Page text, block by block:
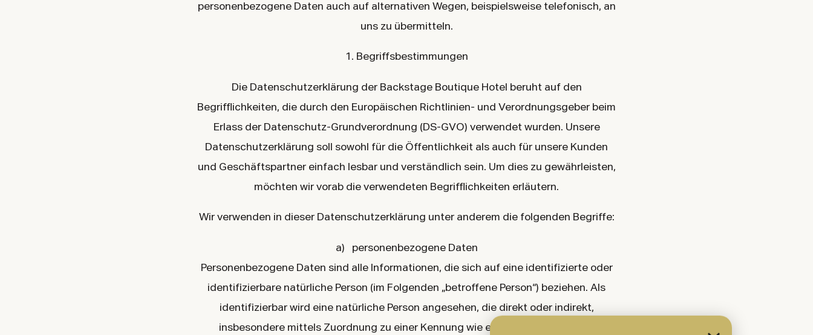
personenbezogene Daten auch auf alternativen Wegen, beispielsweise telefonisch, an
uns zu übermitteln.
1. Begriffsbestimmungen
Die Datenschutzerklärung der Backstage Boutique Hotel beruht auf den
Begrifflichkeiten, die durch den Europäischen Richtlinien- und Verordnungsgeber beim
Erlass der Datenschutz-Grundverordnung (DS-GVO) verwendet wurden. Unsere
Datenschutzerklärung soll sowohl für die Öffentlichkeit als auch für unsere Kunden
und Geschäftspartner einfach lesbar und verständlich sein. Um dies zu gewährleisten,
möchten wir vorab die verwendeten Begrifflichkeiten erläutern.
Wir verwenden in dieser Datenschutzerklärung unter anderem die folgenden Begriffe:
a) personenbezogene Daten
Personenbezogene Daten sind alle Informationen, die sich auf eine identifizierte oder
identifizierbare natürliche Person (im Folgenden „betroffene Person“) beziehen. Als
identifizierbar wird eine natürliche Person angesehen, die direkt oder indirekt,
insbesondere mittels Zuordnung zu einer Kennung wie einem Namen, zu einer